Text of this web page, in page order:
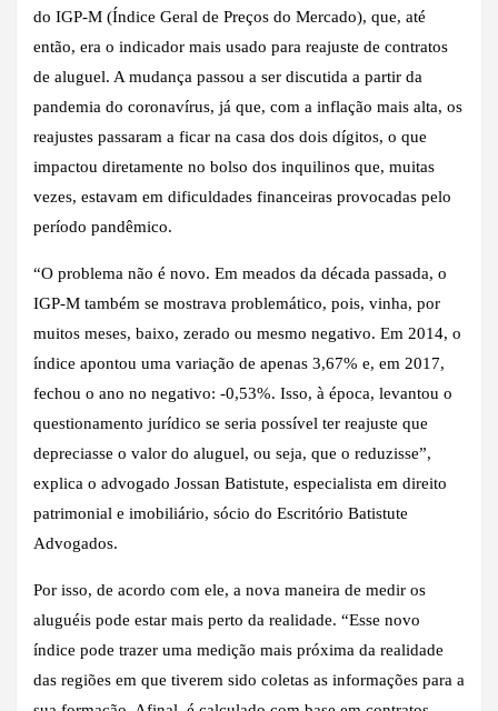
do IGP-M (Índice Geral de Preços do Mercado), que, até
então, era o indicador mais usado para reajuste de contratos
de aluguel. A mudança passou a ser discutida a partir da
pandemia do coronavírus, já que, com a inflação mais alta, os
reajustes passaram a ficar na casa dos dois dígitos, o que
impactou diretamente no bolso dos inquilinos que, muitas
vezes, estavam em dificuldades financeiras provocadas pelo
período pandêmico.
“O problema não é novo. Em meados da década passada, o
IGP-M também se mostrava problemático, pois, vinha, por
muitos meses, baixo, zerado ou mesmo negativo. Em 2014, o
índice apontou uma variação de apenas 3,67% e, em 2017,
fechou o ano no negativo: -0,53%. Isso, à época, levantou o
questionamento jurídico se seria possível ter reajuste que
depreciasse o valor do aluguel, ou seja, que o reduzisse”,
explica o advogado Jossan Batistute, especialista em direito
patrimonial e imobiliário, sócio do Escritório Batistute
Advogados.
Por isso, de acordo com ele, a nova maneira de medir os
aluguéis pode estar mais perto da realidade. “Esse novo
índice pode trazer uma medição mais próxima da realidade
das regiões em que tiverem sido coletas as informações para a